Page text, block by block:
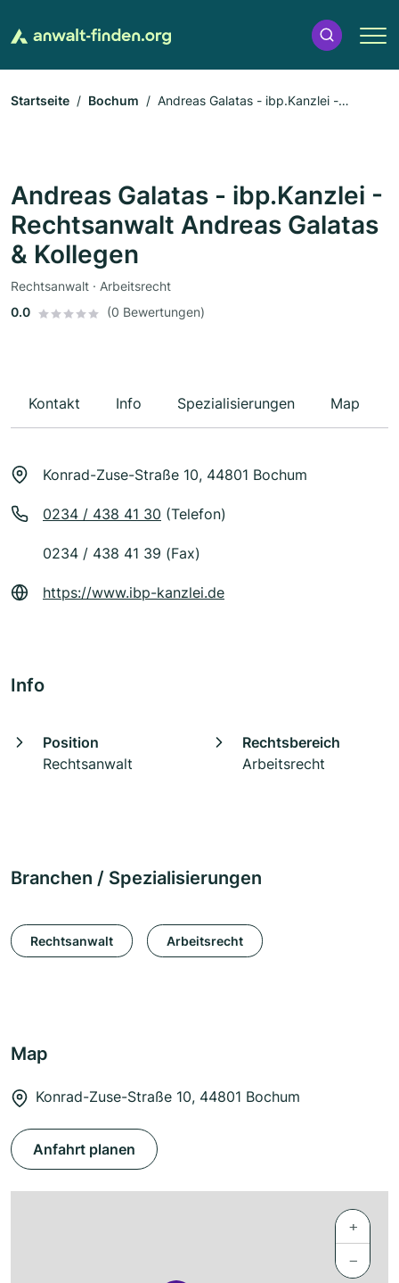
Startseite Bochum
Andreas Galatas - ibp.Kanzlei -
Andreas Galatas - ibp.Kanzlei -
Rechtsanwalt Andreas Galatas
& Kollegen
Rechtsanwalt · Arbeitsrecht
0.0
(0 Bewertungen)
Kontakt Info Spezialisierungen Map
Konrad-Zuse-Straße 10, 44801 Bochum
0234 / 438 41 30 (Telefon)
0234 / 438 41 39 (Fax)
https://www.ibp-kanzlei.de
Info
Position
Rechtsanwalt
Rechtsbereich
Arbeitsrecht
Branchen / Spezialisierungen
Rechtsanwalt Arbeitsrecht
Map
Konrad-Zuse-Straße 10, 44801 Bochum
Anfahrt planen
+
−